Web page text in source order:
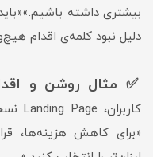
بیشتری داشته
دلیل نبود کلمه‌ی اقدام
✅ مثال روشن و